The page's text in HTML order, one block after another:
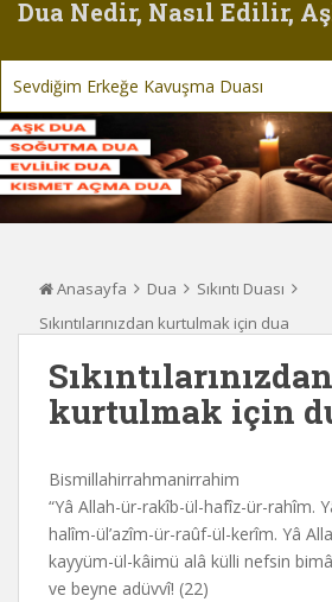
Dua Nedir, Nasıl Edilir,
Sevdiğim Erkeğe Kavuşma Duası
Anasayfa Dua
Sıkıntı Duası
Sıkıntılarınızdan kurtulmak için dua
Sıkıntılarınızdan
kurtulmak için
Bismillahirrahmanirrahim
“Yâ Allah-ür-rakîb-ül-hafîz-ür-rahîm.
halîm-ül’azîm-ür-raûf-ül-kerîm. Yâ
kayyüm-ül-kâimü alâ külli nefsin
ve beyne adüvvî! (22)